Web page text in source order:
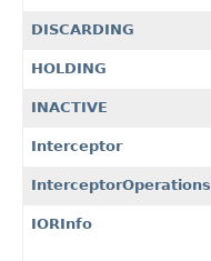
DISCARDING
HOLDING
INACTIVE
Interceptor
InterceptorOperations
IORInfo